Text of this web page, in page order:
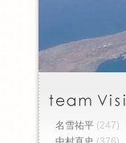
名雪祐平 (247)